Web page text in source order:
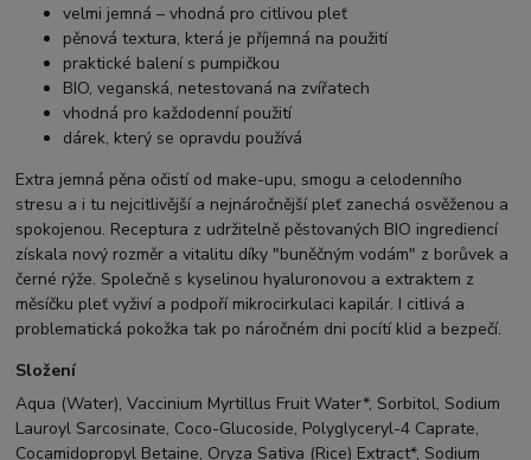
velmi jemná – vhodná pro citlivou pleť
pěnová textura, která je příjemná na použití
praktické balení s pumpičkou
BIO, veganská, netestovaná na zvířatech
vhodná pro každodenní použití
dárek, který se opravdu používá
Extra jemná pěna očistí od make-upu, smogu a celodenního
stresu a i tu nejcitlivější a nejnáročnější pleť zanechá osvěženou a
spokojenou. Receptura z udržitelně pěstovaných BIO ingrediencí
získala nový rozměr a vitalitu díky "buněčným vodám" z borůvek a
černé rýže. Společně s kyselinou hyaluronovou a extraktem z
měsíčku pleť vyživí a podpoří mikrocirkulaci kapilár. I citlivá a
problematická pokožka tak po náročném dni pocítí klid a bezpečí.
Složení
Aqua (Water), Vaccinium Myrtillus Fruit Water*, Sorbitol, Sodium
Lauroyl Sarcosinate, Coco-Glucoside, Polyglyceryl-4 Caprate,
Cocamidopropyl Betaine, Oryza Sativa (Rice) Extract*, Sodium